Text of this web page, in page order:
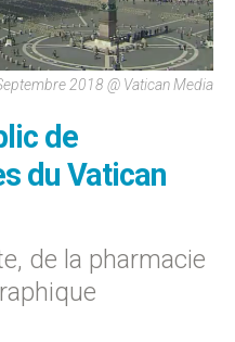
2018 @ Vatican Media
de
du Vatican
de la pharmacie